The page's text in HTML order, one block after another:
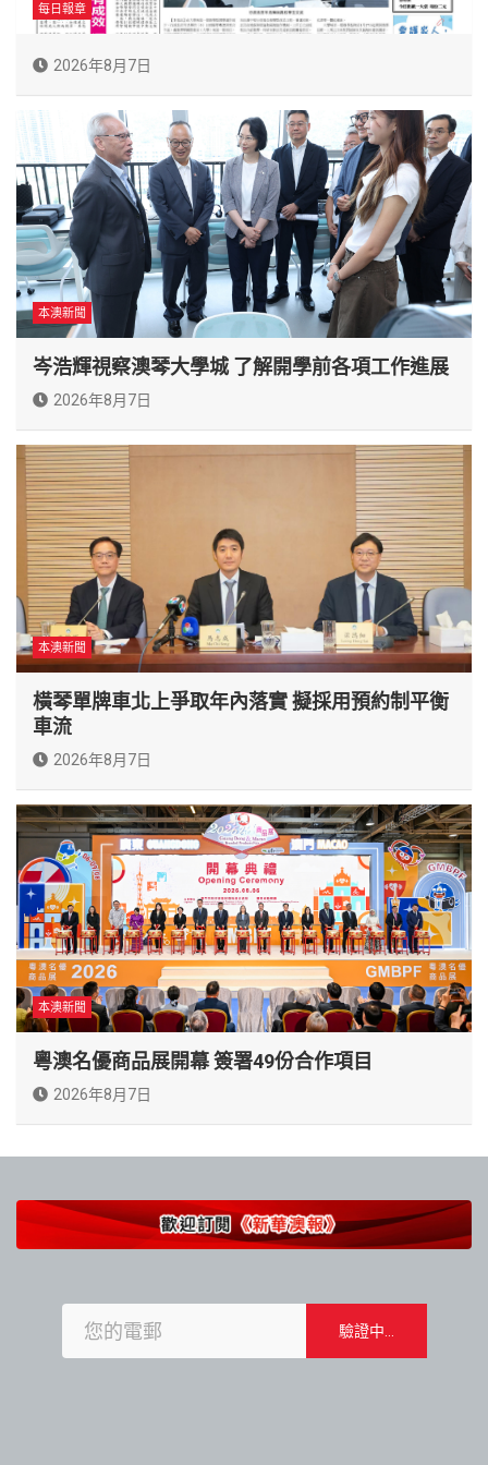
每日報章
2026年8月7日
本澳新聞
岑浩輝視察澳琴大學城 了解開學前各項工作進展
2026年8月7日
本澳新聞
橫琴單牌車北上爭取年內落實 擬採用預約制平衡
車流
2026年8月7日
本澳新聞
粵澳名優商品展開幕 簽署49份合作項目
2026年8月7日